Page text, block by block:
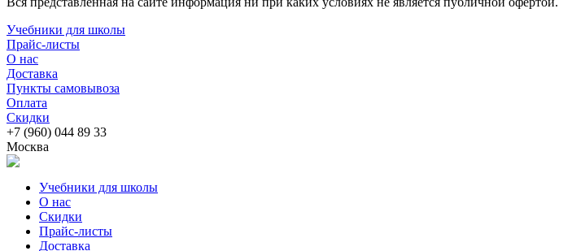
Учебники для школы
Прайс-листы
О нас
Доставка
Пункты самовывоза
Оплата
Скидки
+7 (960) 044 89 33
Москва
Учебники для школы
О нас
Скидки
Прайс-листы
Доставка